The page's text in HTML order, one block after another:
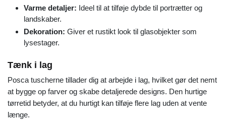
Varme detaljer: Ideel til at tilføje dybde til portrætter og
landskaber.
Dekoration: Giver et rustikt look til glasobjekter som
lysestager.
Tænk i lag
Posca tuscherne tillader dig at arbejde i lag, hvilket gør det nemt
at bygge op farver og skabe detaljerede designs. Den hurtige
tørretid betyder, at du hurtigt kan tilføje flere lag uden at vente
længe.